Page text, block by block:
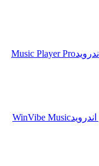
Music Player Pro
WinVibe Music